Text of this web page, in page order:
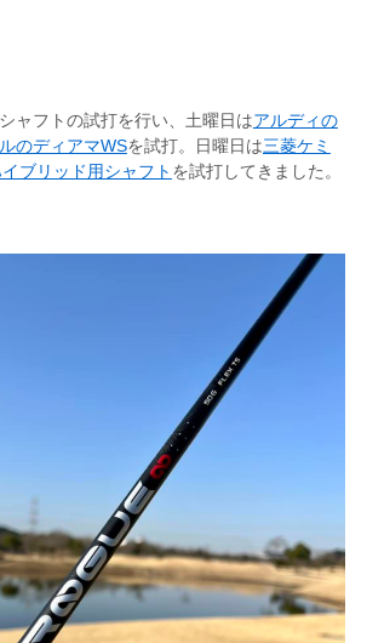
ャフトの試打を行い、土曜日はアルディの
のディアマWSを試打。日曜日は三菱ケミ
ブリッド用シャフト を試打してきました。